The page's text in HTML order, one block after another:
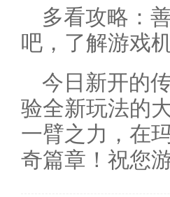
多看攻略：
吧，了解游戏
今日新开的
验全新玩法的
一臂之力，在
奇篇章！祝您